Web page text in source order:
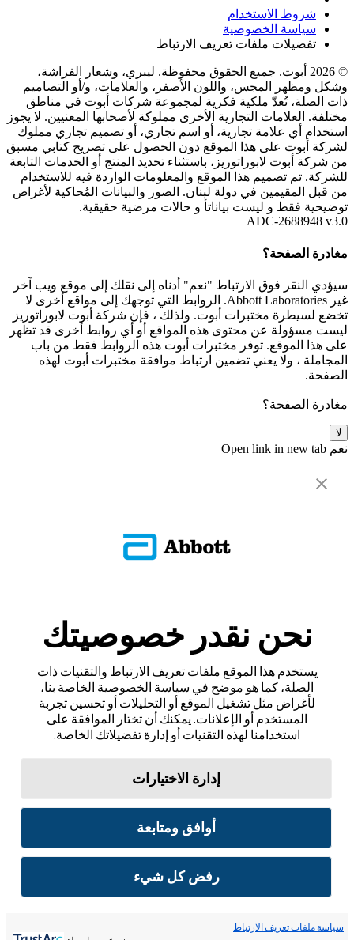
شروط الاستخدام
سياسة الخصوصية
تفضيلات ملفات تعريف الارتباط
© 2026 أبوت. جميع الحقوق محفوظة. ليبري، وشعار الفراشة،
وشكل ومظهر المجس، واللون الأصفر، والعلامات، و/أو التصاميم
ذات الصلة، تُعدّ ملكية فكرية لمجموعة شركات أبوت في مناطق
مختلفة. العلامات التجارية الأخرى مملوكة لأصحابها المعنيين. لا يجوز
استخدام أي علامة تجارية، أو اسم تجاري، أو تصميم تجاري مملوك
لشركة أبوت على هذا الموقع دون الحصول على تصريح كتابي مسبق
من شركة أبوت لابوراتوريز، باستثناء تحديد المنتج أو الخدمات التابعة
للشركة. تم تصميم هذا الموقع والمعلومات الواردة فيه للاستخدام
من قبل المقيمين في دولة لبنان. الصور والبيانات المُحاكية لأغراض
توضيحية فقط و ليست بياناتأ و حالات مرضية حقيقية.
ADC-2688948 v3.0
مغادرة الصفحة؟
سيؤدي النقر فوق الارتباط "نعم" أدناه إلى نقلك إلى موقع ويب آخر
غير Abbott Laboratories. الروابط التي توجهك إلى مواقع أخرى لا
تخضع لسيطرة مختبرات أبوت. ولذلك ، فإن شركة أبوت لابوراتوريز
ليست مسؤولة عن محتوى هذه المواقع أو أي روابط أخرى قد تظهر
على هذا الموقع. توفر مختبرات أبوت هذه الروابط فقط من باب
المجاملة ، ولا يعني تضمين ارتباط موافقة مختبرات أبوت لهذه
الصفحة.
مغادرة الصفحة؟
لا
نعم Open link in new tab
نحن نقدر خصوصيتك
يستخدم هذا الموقع ملفات تعريف الارتباط والتقنيات ذات
الصلة، كما هو موضح في سياسة الخصوصية الخاصة بنا،
لأغراض مثل تشغيل الموقع أو التحليلات أو تحسين تجربة
المستخدم أو الإعلانات. يمكنك أن تختار الموافقة على
استخدامنا لهذه التقنيات أو إدارة تفضيلاتك الخاصة.
إدارة الاختيارات
أوافق ومتابعة
رفض كل شيء
سياسة ملفات تعريف الارتباط